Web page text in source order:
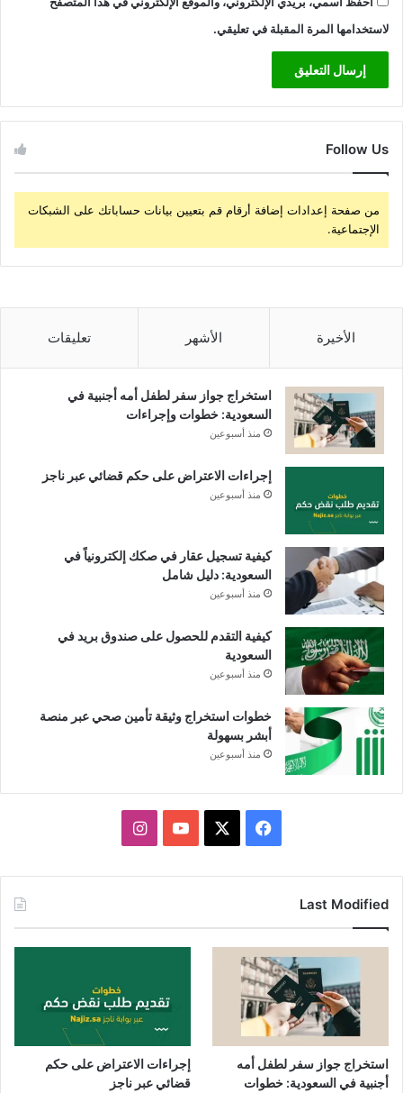
لاستخدامها المرة المقبلة في تعليقي.
Follow Us
من صفحة إعدادات إضافة أرقام قم بتعيين بيانات حساباتك على الشبكات
الإجتماعية.
الأخيرة الأشهر تعليقات
استخراج جواز سفر لطفل أمه أجنبية في
السعودية: خطوات وإجراءات
منذ أسبوعين
إجراءات الاعتراض على حكم قضائي عبر ناجز
منذ أسبوعين
كيفية تسجيل عقار في صكك إلكترونياً في
السعودية: دليل شامل
منذ أسبوعين
كيفية التقدم للحصول على صندوق بريد في
السعودية
منذ أسبوعين
خطوات استخراج وثيقة تأمين صحي عبر منصة
أبشر بسهولة
منذ أسبوعين
فيسبوك يوتيوبانستقرام
Last Modified
استخراج جواز سفر لطفل أمه
أجنبية في السعودية: خطوات
إجراءات الاعتراض على حكم
قضائي عبر ناجز